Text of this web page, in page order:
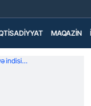
MAQAZIN